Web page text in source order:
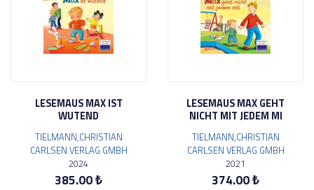
LESEMAUS MAX IST
WUTEND
TIELMANN,CHRISTIAN
CARLSEN VERLAG GMBH
2024
385.00 ₺
LESEMAUS MAX GEHT
NICHT MIT JEDEM MI
TIELMANN,CHRISTIAN
CARLSEN VERLAG GMBH
2021
374.00 ₺